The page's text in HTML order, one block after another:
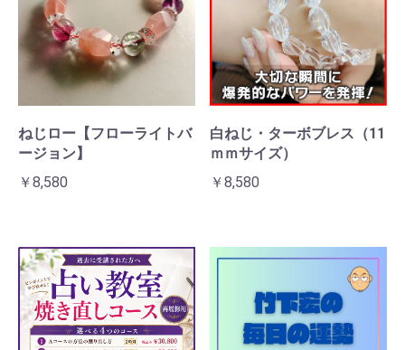
ねじロー【フローライトバ
ージョン】
￥8,580
白ねじ・ターボブレス（11
ｍｍサイズ）
￥8,580